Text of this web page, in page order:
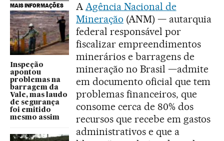
MAIS INFORMAÇÕES
Inspeção
apontou
problemas na
barragem da
Vale, mas laudo
de segurança
foi emitido
mesmo assim
AAgência Nacional de
Mineração (ANM) — autarquia
federal responsável por
fiscalizar empreendimentos
minerários e barragens de
mineração no Brasil —admite
em documento oficial que tem
problemas financeiros, que
consome cerca de 80% dos
recursos que recebe em gastos
administrativos e que a